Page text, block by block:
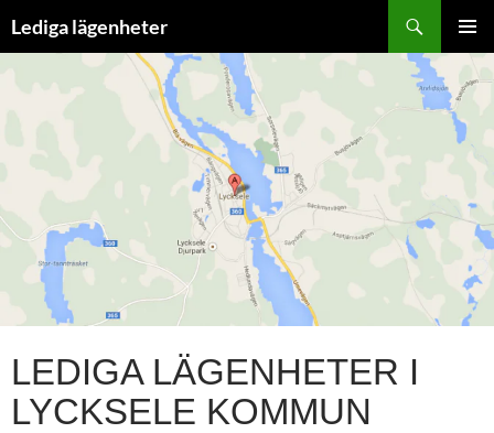
tillLediga lägenheter
MENY
LEDIGA LÄGENHETER I
LYCKSELE KOMMUN